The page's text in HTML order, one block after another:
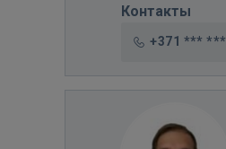
Контакты
+371 ***